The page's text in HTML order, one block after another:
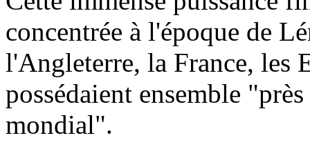
concentrée à l'époque de
l'Angleterre, la France, les
possédaient ensemble
mondial".